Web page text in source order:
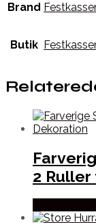
Brand
Butik
2